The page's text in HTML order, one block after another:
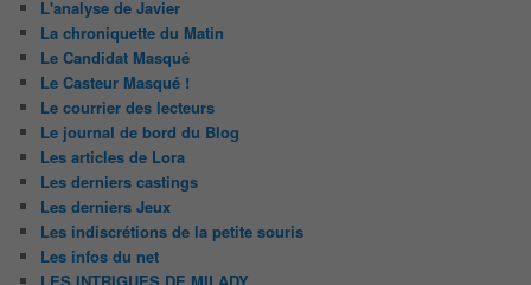
L'analyse de Javier
La chroniquette du Matin
Le Candidat Masqué
Le Casteur Masqué !
Le courrier des lecteurs
Le journal de bord du Blog
Les articles de Lora
Les derniers castings
Les derniers Jeux
Les indiscrétions de la petite souris
Les infos du net